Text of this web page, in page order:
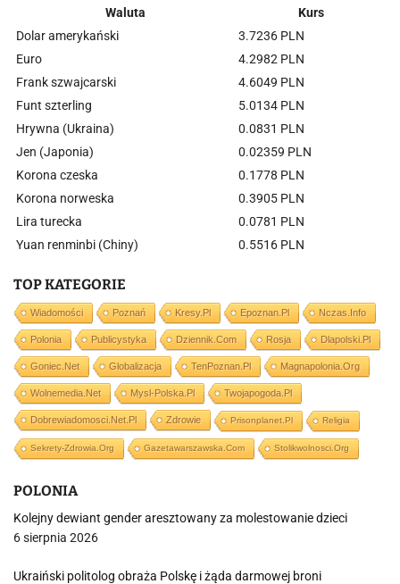
Waluta
Kurs
Dolar amerykański
3.7236 PLN
Euro
4.2982 PLN
Frank szwajcarski
4.6049 PLN
Funt szterling
5.0134 PLN
Hrywna (Ukraina)
0.0831 PLN
Jen (Japonia)
0.02359 PLN
Korona czeska
0.1778 PLN
Korona norweska
0.3905 PLN
Lira turecka
0.0781 PLN
Yuan renminbi (Chiny)
0.5516 PLN
TOP KATEGORIE
Wiadomości Poznań Kresy.pl Epoznan.pl Nczas.info
Polonia Publicystyka Dziennik.com Rosja Dlapolski.pl
Goniec.net Globalizacja TenPoznan.pl Magnapolonia.org
Wolnemedia.net Mysl-Polska.pl Twojapogoda.pl
Dobrewiadomosci.net.pl Zdrowie Prisonplanet.pl Religia
Sekrety-Zdrowia.org Gazetawarszawska.com Stolikwolnosci.org
POLONIA
Kolejny dewiant gender aresztowany za molestowanie dzieci
6 sierpnia 2026
Ukraiński politolog obraża Polskę i żąda darmowej broni